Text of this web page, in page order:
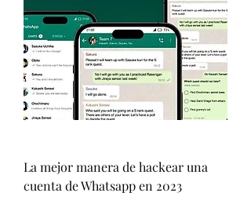
La mejor manera de hackear una
cuenta de Whatsapp en 2023